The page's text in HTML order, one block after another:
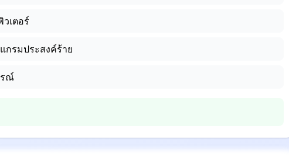
เตอร์
กรมประสงค์ร้าย
รณ์